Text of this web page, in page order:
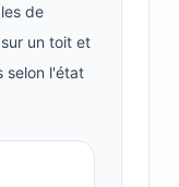
de
un toit et
selon l'état